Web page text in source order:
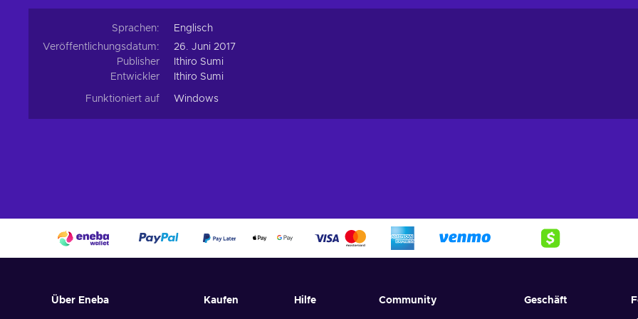
Sprachen:
Englisch
Veröffentlichungsdatum:
26. Juni 2017
Publisher
Ithiro Sumi
Entwickler
Ithiro Sumi
Funktioniert auf Windows
Über Eneba Kaufen Hilfe Community Geschäft